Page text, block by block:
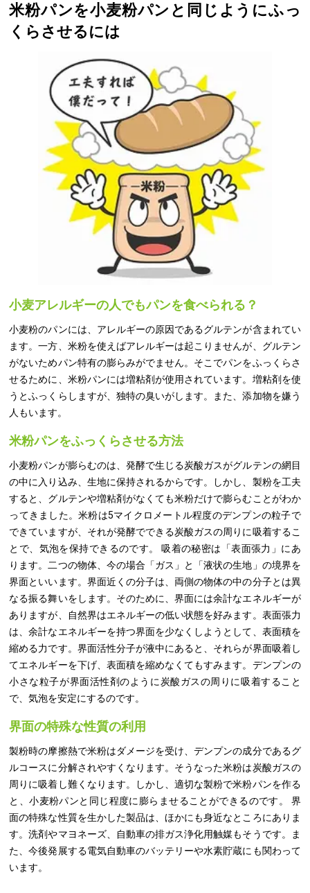
米粉パンを小麦粉パンと同じようにふっ
くらさせるには
小麦アレルギーの人でもパンを食べられる？
小麦粉のパンには、アレルギーの原因であるグルテンが含まれてい
ます。一方、米粉を使えばアレルギーは起こりませんが、グルテン
がないためパン特有の膨らみがでません。そこでパンをふっくらさ
せるために、米粉パンには増粘剤が使用されています。増粘剤を使
うとふっくらしますが、独特の臭いがします。また、添加物を嫌う
人もいます。
米粉パンをふっくらさせる方法
小麦粉パンが膨らむのは、発酵で生じる炭酸ガスがグルテンの網目
の中に入り込み、生地に保持されるからです。しかし、製粉を工夫
すると、グルテンや増粘剤がなくても米粉だけで膨らむことがわか
ってきました。米粉は5マイクロメートル程度のデンプンの粒子で
できていますが、それが発酵でできる炭酸ガスの周りに吸着するこ
とで、気泡を保持できるのです。 吸着の秘密は「表面張力」にあ
ります。二つの物体、今の場合「ガス」と「液状の生地」の境界を
界面といいます。界面近くの分子は、両側の物体の中の分子とは異
なる振る舞いをします。そのために、界面には余計なエネルギーが
ありますが、自然界はエネルギーの低い状態を好みます。表面張力
は、余計なエネルギーを持つ界面を少なくしようとして、表面積を
縮める力です。界面活性分子が液中にあると、それらが界面吸着し
てエネルギーを下げ、表面積を縮めなくてもすみます。デンプンの
小さな粒子が界面活性剤のように炭酸ガスの周りに吸着すること
で、気泡を安定にするのです。
界面の特殊な性質の利用
製粉時の摩擦熱で米粉はダメージを受け、デンプンの成分であるグ
ルコースに分解されやすくなります。そうなった米粉は炭酸ガスの
周りに吸着し難くなります。しかし、適切な製粉で米粉パンを作る
と、小麦粉パンと同じ程度に膨らませることができるのです。 界
面の特殊な性質を生かした製品は、ほかにも身近なところにありま
す。洗剤やマヨネーズ、自動車の排ガス浄化用触媒もそうです。ま
た、今後発展する電気自動車のバッテリーや水素貯蔵にも関わって
います。